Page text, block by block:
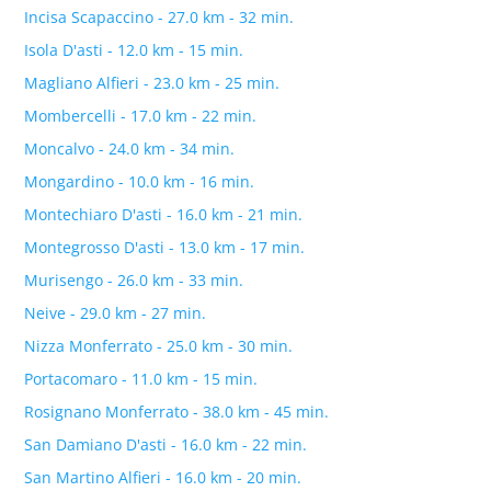
Incisa Scapaccino - 27.0 km - 32 min.
Isola D'asti - 12.0 km - 15 min.
Magliano Alfieri - 23.0 km - 25 min.
Mombercelli - 17.0 km - 22 min.
Moncalvo - 24.0 km - 34 min.
Mongardino - 10.0 km - 16 min.
Montechiaro D'asti - 16.0 km - 21 min.
Montegrosso D'asti - 13.0 km - 17 min.
Murisengo - 26.0 km - 33 min.
Neive - 29.0 km - 27 min.
Nizza Monferrato - 25.0 km - 30 min.
Portacomaro - 11.0 km - 15 min.
Rosignano Monferrato - 38.0 km - 45 min.
San Damiano D'asti - 16.0 km - 22 min.
San Martino Alfieri - 16.0 km - 20 min.